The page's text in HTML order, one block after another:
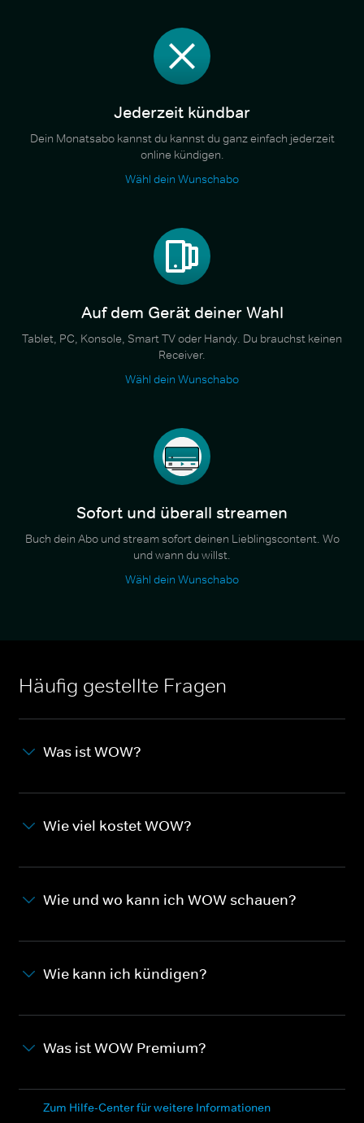
Jederzeit kündbar
Dein Monatsabo kannst du kannst du ganz einfach jederzeit
online kündigen.
Wähl dein Wunschabo
Auf dem Gerät deiner Wahl
Tablet, PC, Konsole, Smart TV oder Handy. Du brauchst keinen
Receiver.
Wähl dein Wunschabo
Sofort und überall streamen
Buch dein Abo und stream sofort deinen Lieblingscontent. Wo
und wann du willst.
Wähl dein Wunschabo
Häufig gestellte Fragen
Was ist WOW?
Wie viel kostet WOW?
Wie und wo kann ich WOW schauen?
Wie kann ich kündigen?
Was ist WOW Premium?
Zum Hilfe-Center für weitere Informationen